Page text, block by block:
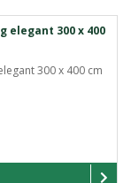
elegant 300 x 400
300 x 400 cm